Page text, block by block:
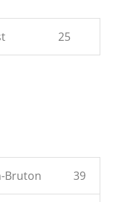
25
Bruton 39